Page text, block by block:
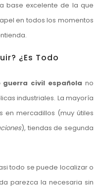
base excelente de la que
en todos los momentos
¿Es Todo
guerra civil española no
industriales. La mayoría
en mercadillos (muy útiles
), tiendas de segunda
todo se puede localizar o
parezca la necesaria sin